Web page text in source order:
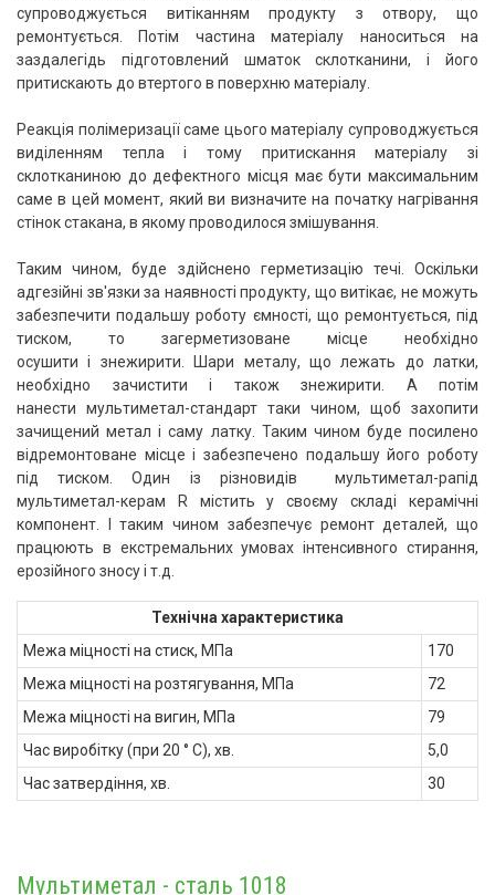
супроводжується витіканням продукту з отвору, що
ремонтується. Потім частина матеріалу наноситься на
заздалегідь підготовлений шматок склотканини, і його
притискають до втертого в поверхню матеріалу.
Реакція полімеризації саме цього матеріалу супроводжується
виділенням тепла і тому притискання матеріалу зі
склотканиною до дефектного місця має бути максимальним
саме в цей момент, який ви визначите на початку нагрівання
стінок стакана, в якому проводилося змішування.
Таким чином, буде здійснено герметизацію течі. Оскільки
адгезійні зв'язки за наявності продукту, що витікає, не можуть
забезпечити подальшу роботу ємності, що ремонтується, під
тиском, то загерметизоване місце необхідно
осушити і знежирити. Шари металу, що лежать до латки,
необхідно зачистити і також знежирити. А потім
нанести мультиметал-стандарт таки чином, щоб захопити
зачищений метал і саму латку. Таким чином буде посилено
відремонтоване місце і забезпечено подальшу його роботу
під тиском. Один із різновидів мультиметал-рапід
мультиметал-керам R містить у своєму складі керамічні
компонент. І таким чином забезпечує ремонт деталей, що
працюють в екстремальних умовах інтенсивного стирання,
ерозійного зносу і т.д.
Технічна характеристика
Межа міцності на стиск, МПа
170
Межа міцності на розтягування, МПа
72
Межа міцності на вигин, МПа
79
Час виробітку (при 20 ° С), хв.
5,0
Час затвердіння, хв.
30
Мультиметал - сталь 1018